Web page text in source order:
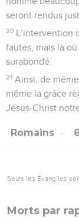
seront rendus
20 L’intervention
fautes, mais là
surabondé.
21 Ainsi, de
même la grâce
Jésus-Christ
Romains 6
Seuls les Évangiles
Morts par